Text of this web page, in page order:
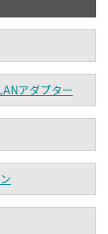
アダプター